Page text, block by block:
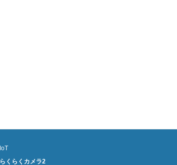
IoT
らくらくカメラ2